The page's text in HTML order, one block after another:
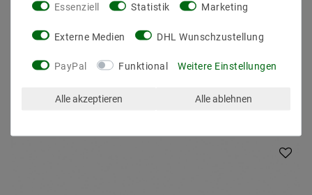
Ø 290mm
UVP 28,16 € 15,42 €
Essenziell Statistik Marketing
Externe Medien DHL Wunschzustellung
PayPal Funktional Weitere Einstellungen
Alle akzeptieren Alle ablehnen